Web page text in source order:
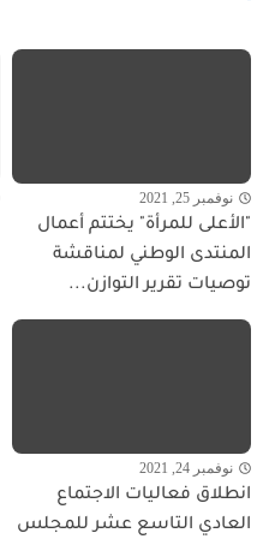
نوفمبر 25, 2021
"الأعلى للمرأة" يختتم أعمال
المنتدى الوطني لمناقشة
توصيات تقرير التوازن...
نوفمبر 24, 2021
انطلاق فعاليات الاجتماع
العادي التاسع عشر للمجلس